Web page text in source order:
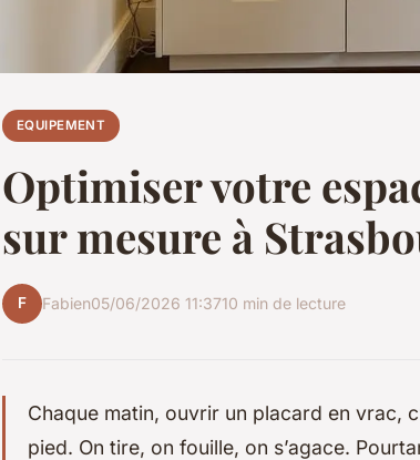
EQUIPEMENT
Optimiser votre
sur mesure à
F Fabien05/06/2026 11:3710 min de lecture
Chaque matin, ouvrir un placard en vrac,
pied. On tire, on fouille, on s’agace.